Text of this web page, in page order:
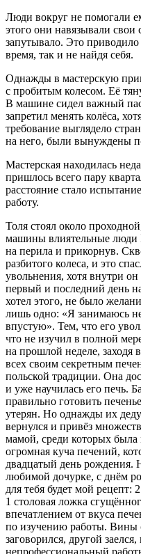
Люди вокруг не помогали
этого они навязывали свои
запутывало. Это
время, так и не найдя себя.
Однажды в мастерскую
с пробитым колесом. Её
В машине сидел важный
запретил менять колёса,
требование выглядело
на него, были вынуждены
Мастерская находилась
пришлось всего пару
расстояние стало
работу.
Толя стоял около
машины влиятельные люди
на перила и прикорнув.
разбитого колеса, и это
увольнения, хотя внутри он
первый и последний день
хотел этого, не было
лишь одно: «Я занимаюсь
впустую». Тем, что его
что не изучил в полной
на прошлой неделе, заходя
всех своим секретным
польской традиции. Она
и уже научилась его печь.
правильно готовить
утерян. Но однажды их
вернулся и привёз
мамой, среди которых была
огромная куча печений,
двадцатый день
любимой дочурке, с днём
для тебя будет мой рецепт:
1 столовая ложка
впечатлением от вкуса
по изучению работы. Вины
заговорился, другой
непрофессиональный